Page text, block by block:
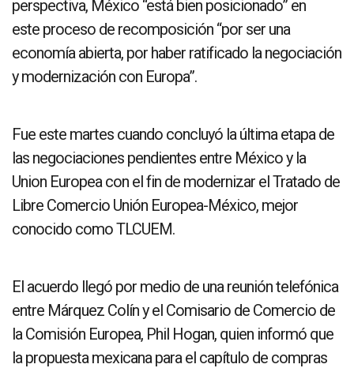
perspectiva, México “está bien posicionado” en
este proceso de recomposición “por ser una
economía abierta, por haber ratificado la negociación
y modernización con Europa”.
Fue este martes cuando concluyó la última etapa de
las negociaciones pendientes entre México y la
Union Europea con el fin de modernizar el Tratado de
Libre Comercio Unión Europea-México, mejor
conocido como TLCUEM.
El acuerdo llegó por medio de una reunión telefónica
entre Márquez Colín y el Comisario de Comercio de
la Comisión Europea, Phil Hogan, quien informó que
la propuesta mexicana para el capítulo de compras